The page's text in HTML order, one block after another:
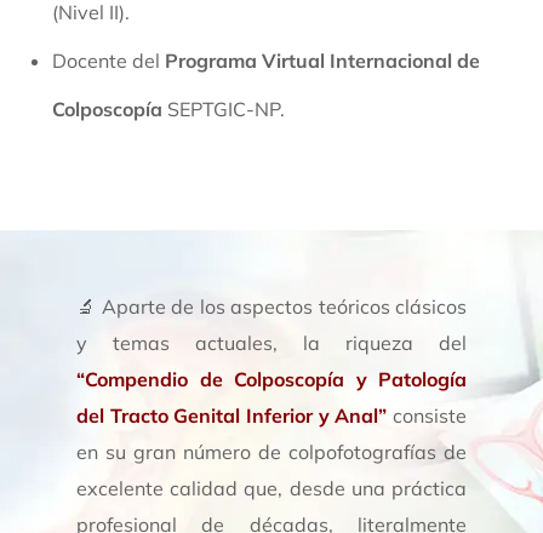
(Nivel II).
Docente del Programa Virtual Internacional de
Colposcopía SEPTGIC-NP.
🔬 Aparte de los aspectos teóricos clásicos
y temas actuales, la riqueza del
“Compendio de Colposcopía y Patología
del Tracto Genital Inferior y Anal” consiste
en su gran número de colpofotografías de
excelente calidad que, desde una práctica
profesional de décadas, literalmente